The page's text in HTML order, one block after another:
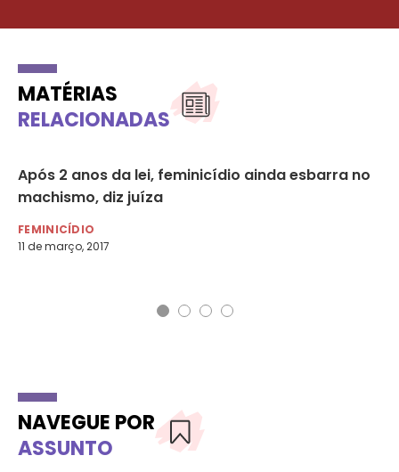
MATÉRIAS
RELACIONADAS
Após 2 anos da lei, feminicídio ainda esbarra no
machismo, diz juíza
FEMINICÍDIO
11 de março, 2017
NAVEGUE POR
ASSUNTO